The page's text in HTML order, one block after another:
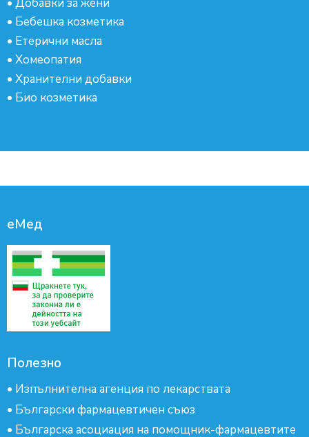
• Бебешка козметика
• Етерични масла
• Хомеопатия
• Хранителни добавки
• Био козметика
еМед
Полезно
• Изпълнителна агенция по лекарствата
• Български фармацевтичен съюз
• Българска асоциация на помощник-фармацевтите